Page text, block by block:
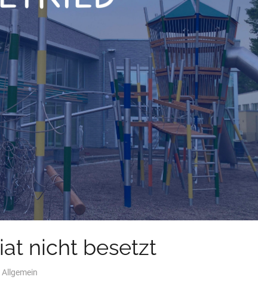
nicht besetzt
Allgemein